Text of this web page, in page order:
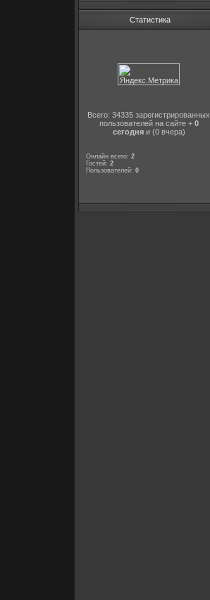
Статистика
Всего: 34335 зарегистрированных
пользователей на сайте + 0
сегодняи (0 вчера)
Онлайн всего: 2
Гостей: 2
Пользователей: 0